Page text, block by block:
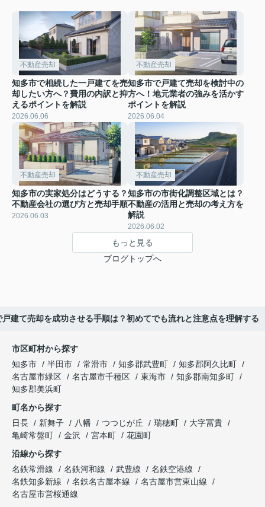
不動産売却
知多市で相続した一戸建てを売
却したい方へ？費用の内訳と抑
えるポイントを解説
2026.06.06
不動産売却
知多市で戸建て売却を検討中の
方へ！地元業者の強みを活かす
ポイントを解説
2026.06.04
不動産売却
知多市の実家処分はどうする？
不動産会社の選び方と売却手順
2026.06.03
不動産売却
知多市の市街化調整区域とは？
不動産の活用と売却の考え方を
解説
2026.06.02
もっと見る
ブログトップへ
戸建て売却を成功させる手順は？初めてでも流れと注意点を理解する
市区町村から探す
知多市
半田市 常滑市 知多郡武豊町
知多郡阿久比町
名古屋市緑区
名古屋市千種区 東海市
知多郡南知多町
知多郡美浜町
町名から探す
日長
新舞子 八幡 つつじが丘 瑞穂町
大字冨貴
亀崎常盤町
金沢 宮本町
花園町
沿線から探す
名鉄常滑線
名鉄河和線 武豊線
名鉄空港線
名鉄知多新線
名鉄名古屋本線
名古屋市営東山線
名古屋市営桜通線